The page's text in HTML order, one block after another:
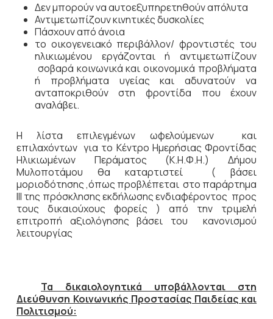
Δεν μπορούν να αυτοεξυπηρετηθούν απόλυτα
Αντιμετωπίζουν κινητικές δυσκολίες
Πάσχουν από άνοια
το οικογενειακό περιβάλλον/ φροντιστές του
ηλικιωμένου εργάζονται ή αντιμετωπίζουν
σοβαρά κοινωνικά και οικονομικά προβλήματα
ή προβλήματα υγείας και αδυνατούν να
ανταποκριθούν στη φροντίδα που έχουν
αναλάβει.
Η λίστα επιλεγμένων ωφελούμενων και
επιλαχόντων για το Κέντρο Ημερήσιας Φροντίδας
Ηλικιωμένων Περάματος (Κ.Η.Φ.Η.) Δήμου
Μυλοποτάμου θα καταρτιστεί ( βάσει
μοριοδότησης ,όπως προβλέπεται στο παράρτημα
ΙΙΙ της πρόσκλησης εκδήλωσης ενδιαφέροντος προς
τους δικαιούχους φορείς ) από την τριμελή
επιτροπή αξιολόγησης βάσει του κανονισμού
λειτουργίας
Τα δικαιολογητικά υποβάλλονται στη
Διεύθυνση Κοινωνικής Προστασίας Παιδείας και
Πολιτισμού: